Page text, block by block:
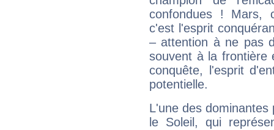
confondues ! Mars,
c'est l'esprit
– attention à ne pas
souvent à la frontière
conquête, l'esprit
potentielle.
L'une des
le Soleil, qui